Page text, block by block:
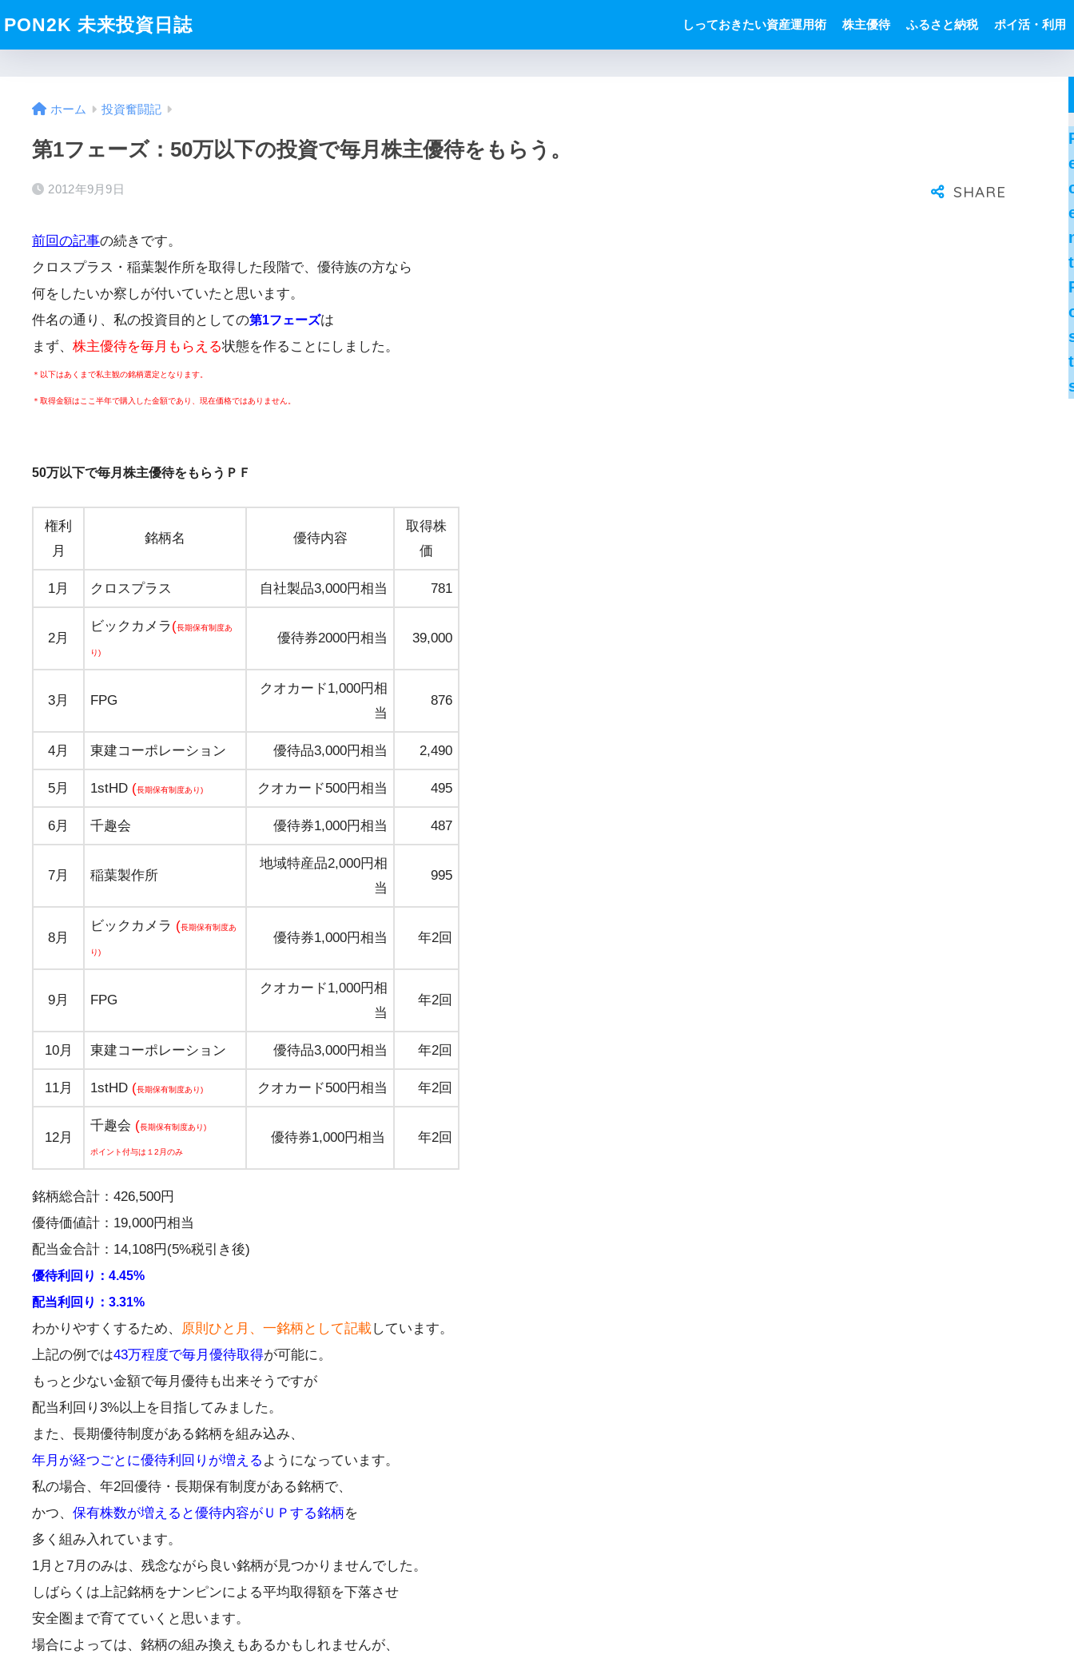
PON2K 未来投資日誌 しっておきたい資産運用術 株主優待 ふるさと納税 ポイ活・利用
ホーム 投資奮闘記
第1フェーズ：50万以下の投資で毎月株主優待をもらう。
2012年9月9日
前回の記事の続きです。
クロスプラス・稲葉製作所を取得した段階で、優待族の方なら
何をしたいか察しが付いていたと思います。
件名の通り、私の投資目的としての第1フェーズは
まず、 株主優待を毎月もらえる状態を作ることにしました。
＊以下はあくまで私主観の銘柄選定となります。
＊取得金額はここ半年で購入した金額であり、現在価格ではありません。
50万以下で毎月株主優待をもらうＰＦ
権利
月
銘柄名 優待内容
取得株
価
1月 クロスプラス 自社製品3,000円相当 781
2月
ビックカメラ (長期保有制度あ
り)
優待券2000円相当 39,000
3月 FPG
クオカード1,000円相
当
876
4月 東建コーポレーション 優待品3,000円相当 2,490
5月 1stHD (長期保有制度あり) クオカード500円相当 495
6月 千趣会 優待券1,000円相当 487
7月 稲葉製作所
地域特産品2,000円相
当
995
8月
ビックカメラ (長期保有制度あ
り)
優待券1,000円相当 年2回
9月 FPG
クオカード1,000円相
当
年2回
10月 東建コーポレーション 優待品3,000円相当 年2回
11月 1stHD (長期保有制度あり) クオカード500円相当 年2回
12月
千趣会 (長期保有制度あり)
ポイント付与は１2月のみ
優待券1,000円相当 年2回
銘柄総合計：426,500円
優待価値計：19,000円相当
配当金合計：14,108円(5%税引き後)
優待利回り：4.45%
配当利回り：3.31%
わかりやすくするため、 原則ひと月、一銘柄として記載しています。
上記の例では43万程度で毎月優待取得が可能に。
もっと少ない金額で毎月優待も出来そうですが
配当利回り3%以上を目指してみました。
また、長期優待制度がある銘柄を組み込み、
年月が経つごとに優待利回りが増える ようになっています。
私の場合、年2回優待・長期保有制度がある銘柄で、
かつ、 保有株数が増えると優待内容がＵＰする銘柄を
多く組み入れています。
1月と7月のみは、残念ながら良い銘柄が見つかりませんでした。
しばらくは上記銘柄をナンピンによる平均取得額を下落させ
安全圏まで育てていくと思います。
場合によっては、銘柄の組み換えもあるかもしれませんが、
t
t